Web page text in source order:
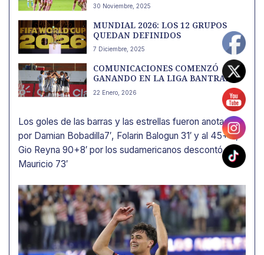
30 Noviembre, 2025
MUNDIAL 2026: LOS 12 GRUPOS
QUEDAN DEFINIDOS
7 Diciembre, 2025
COMUNICACIONES COMENZÓ
GANANDO EN LA LIGA BANTRAB
22 Enero, 2026
Los goles de las barras y las estrellas fueron anotados
por Damian Bobadilla7′, Folarin Balogun 31′ y al 45+5′,
Gio Reyna 90+8′ por los sudamericanos descontó
Mauricio 73′